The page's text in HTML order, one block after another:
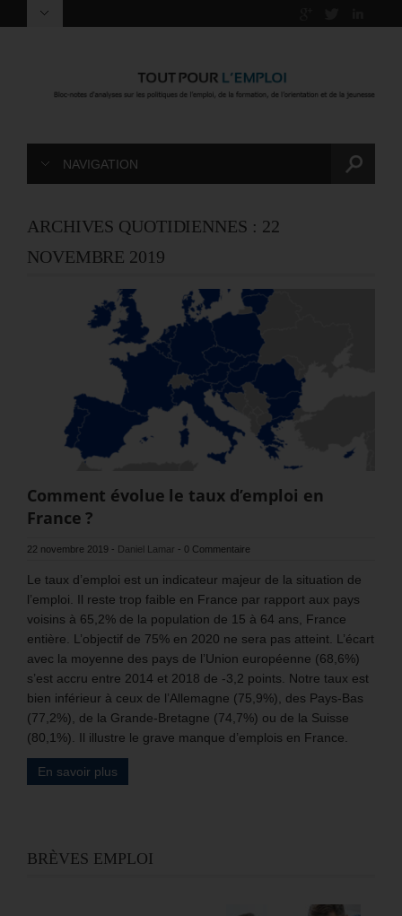
NAVIGATION
ARCHIVES QUOTIDIENNES : 22
NOVEMBRE 2019
Comment évolue le taux d’emploi en
France ?
22 novembre 2019 - Daniel Lamar - 0 Commentaire
Le taux d’emploi est un indicateur majeur de la situation de
l’emploi. Il reste trop faible en France par rapport aux pays
voisins à 65,2% de la population de 15 à 64 ans, France
entière. L’objectif de 75% en 2020 ne sera pas atteint. L’écart
avec la moyenne des pays de l’Union européenne (68,6%)
s’est accru entre 2014 et 2018 de -3,2 points. Notre taux est
bien inférieur à ceux de l’Allemagne (75,9%), des Pays-Bas
(77,2%), de la Grande-Bretagne (74,7%) ou de la Suisse
(80,1%). Il illustre le grave manque d’emplois en France.
En savoir plus
BRÈVES EMPLOI